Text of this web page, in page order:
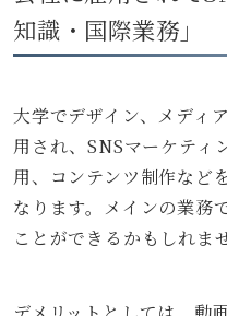
知識・国際業務」
大学でデザイン、メディ
用され、SNSマーケティ
用、コンテンツ制作など
なります。メインの業務
ことができるかもしれま